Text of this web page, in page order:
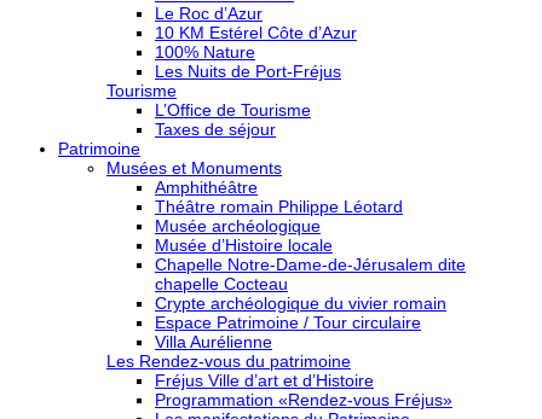
Le Roc d’Azur
10 KM Estérel Côte d’Azur
100% Nature
Les Nuits de Port-Fréjus
Tourisme
L’Office de Tourisme
Taxes de séjour
Patrimoine
Musées et Monuments
Amphithéâtre
Théâtre romain Philippe Léotard
Musée archéologique
Musée d’Histoire locale
Chapelle Notre-Dame-de-Jérusalem dite
chapelle Cocteau
Crypte archéologique du vivier romain
Espace Patrimoine / Tour circulaire
Villa Aurélienne
Les Rendez-vous du patrimoine
Fréjus Ville d’art et d’Histoire
Programmation «Rendez-vous Fréjus»